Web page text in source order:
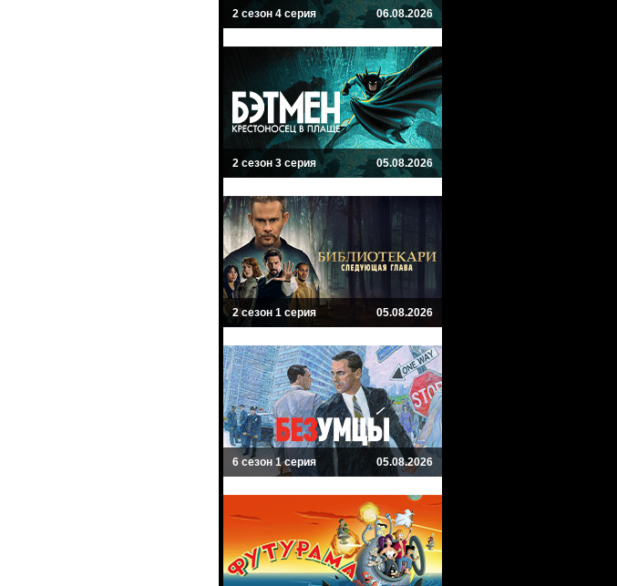
2 сезон 4 серия 06.08.2026
2 сезон 3 серия 05.08.2026
2 сезон 1 серия 05.08.2026
6 сезон 1 серия 05.08.2026